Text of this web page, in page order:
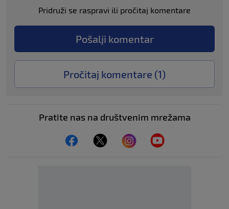
Pridruži se raspravi ili pročitaj komentare
Pošalji komentar
Pročitaj komentare (1)
Pratite nas na društvenim mrežama